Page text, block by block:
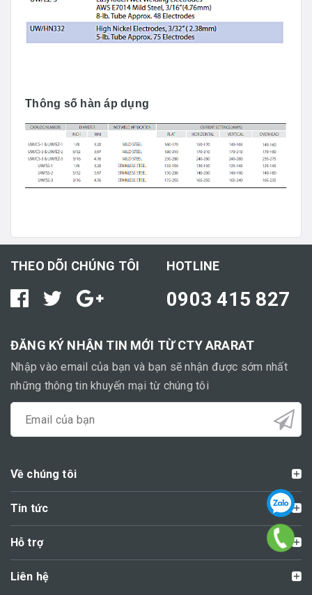
Thông số hàn áp dụng
THEO DÕI CHÚNG TÔI HOTLINE
0903 415 827
ĐĂNG KÝ NHẬN TIN MỚI TỪ CTY ARARAT
Nhập vào email của bạn và bạn sẽ nhận được sớm nhất
những thông tin khuyến mại từ chúng tôi
Về chúng tôi
Tin tức
Hỗ trợ
Liên hệ